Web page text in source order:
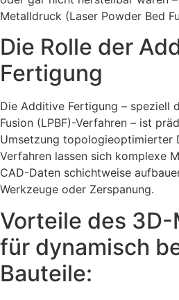
Metalldruck (Laser Powder Bed
Die Rolle der
Fertigung
Die Additive Fertigung – speziell
Fusion (LPBF)-Verfahren – ist
Umsetzung topologieoptimierter
Verfahren lassen sich komplexe
CAD-Daten schichtweise
Werkzeuge oder Zerspanung.
Vorteile des
für dynamisch
Bauteile: